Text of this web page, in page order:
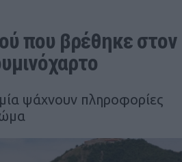
που βρέθηκε στον
ψάχνουν πληροφορίες